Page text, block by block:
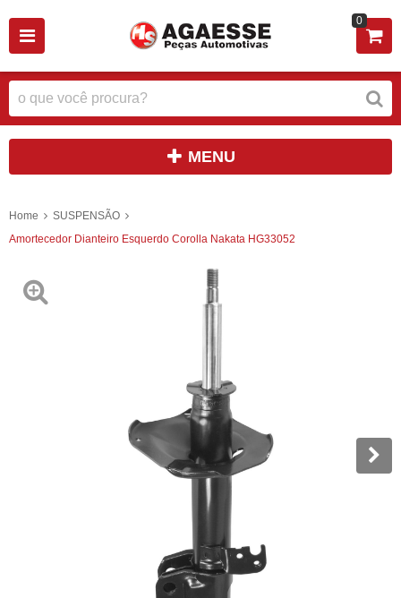
0
MENU
Home
SUSPENSÃO
Amortecedor Dianteiro Esquerdo Corolla Nakata HG33052